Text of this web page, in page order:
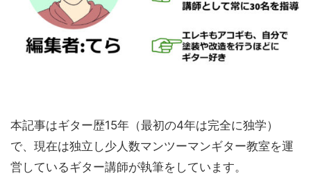
本記事はギター歴15年（最初の4年は完全に独学）
で、現在は独立し少人数マンツーマンギター教室を運
営しているギター講師が執筆をしています。